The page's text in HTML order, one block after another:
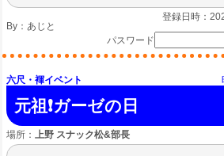
登録日時：
By： あじと
パスワード
六尺・褌イベント
元祖❗ガーゼの日
場所： 上野 スナック松&部長